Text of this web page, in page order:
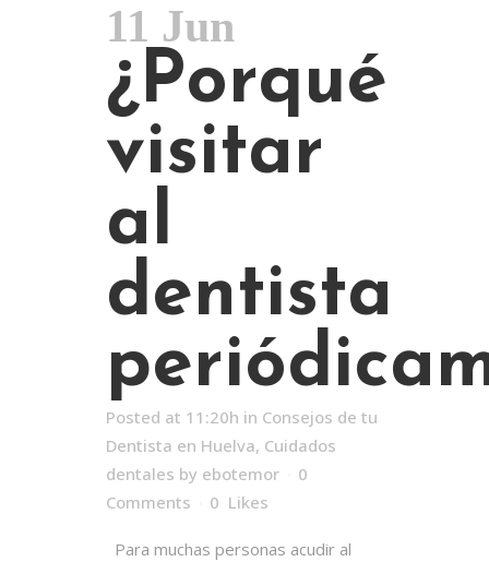
11 Jun
¿Porqué
visitar
al
dentista
Posted at 11:20h in Consejos de tu
Dentista en Huelva, Cuidados
dentales by ebotemor
0
Comments
0 Likes
Para muchas personas acudir al